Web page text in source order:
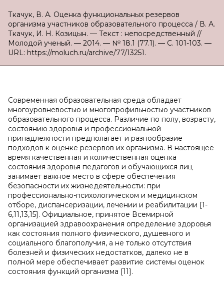
Ткачук, В. А. Оценка функциональных резервов
организма участников образовательного процесса / В. А.
Ткачук, И. Н. Козицын. — Текст : непосредственный //
Молодой ученый. — 2014. — № 18.1 (77.1). — С. 101-103. —
URL: https://moluch.ru/archive/77/13251.
Современная образовательная среда обладает
многоуровневостью и многопрофильностью участников
образовательного процесса. Различие по полу, возрасту,
состоянию здоровья и профессиональной
принадлежности предполагает и разнообразие
подходов к оценке резервов их организма. В настоящее
время качественная и количественная оценка
состояния здоровья педагогов и обучающихся лиц
занимает важное место в сфере обеспечения
безопасности их жизнедеятельности: при
профессионально-психологическом и медицинском
отборе, диспансеризации, лечении и реабилитации [1-
6,11,13,15]. Официальное, принятое Всемирной
организацией здравоохранения определение здоровья
как состояния полного физического, душевного и
социального благополучия, а не только отсутствия
болезней и физических недостатков, далеко не в
полной мере обеспечивает развитие системы оценок
состояния функций организма [11].